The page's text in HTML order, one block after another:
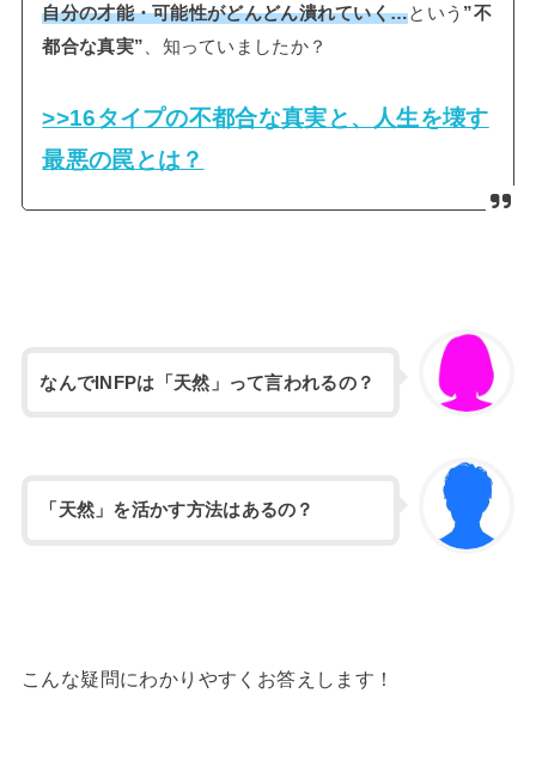
自分の才能・可能性がどんどん潰れていく…という ”不
都合な真実” 、知っていましたか？
>>16タイプの不都合な真実と、人生を壊す
最悪の罠とは？
なんでINFPは「天然」って言われるの？
「天然」を活かす方法はあるの？
こんな疑問にわかりやすくお答えします！